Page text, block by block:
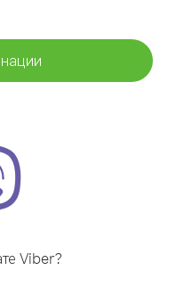
Viber?